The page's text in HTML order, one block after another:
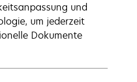
und
um jederzeit
Dokumente